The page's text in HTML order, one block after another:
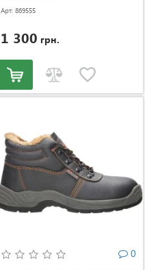
Арт: 869555
1 300 грн.
0